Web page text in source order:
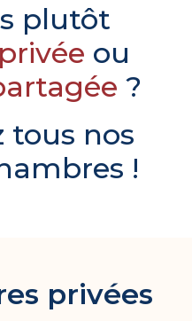
plutôt
ou
?
tous nos
!
privées